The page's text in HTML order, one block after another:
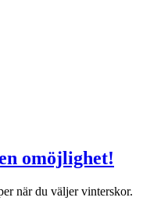
omöjlighet!
när du väljer vinterskor.